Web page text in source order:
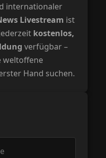
internationaler
Livestream ist
kostenlos,
verfügbar –
weltoffene
Hand suchen.